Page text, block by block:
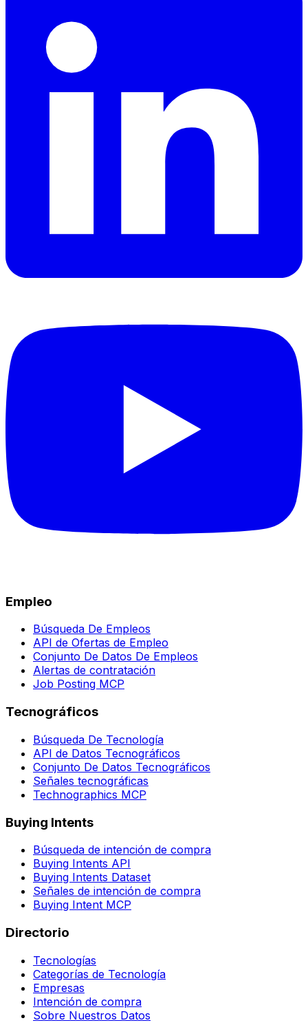
Empleo
Búsqueda De Empleos
API de Ofertas de Empleo
Conjunto De Datos De Empleos
Alertas de contratación
Job Posting MCP
Tecnográficos
Búsqueda De Tecnología
API de Datos Tecnográficos
Conjunto De Datos Tecnográficos
Señales tecnográficas
Technographics MCP
Buying Intents
Búsqueda de intención de compra
Buying Intents API
Buying Intents Dataset
Señales de intención de compra
Buying Intent MCP
Directorio
Tecnologías
Categorías de Tecnología
Empresas
Intención de compra
Sobre Nuestros Datos